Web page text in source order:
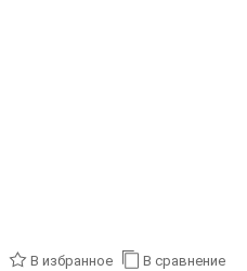
В избранное В сравнение